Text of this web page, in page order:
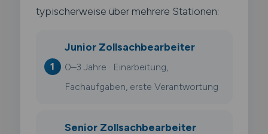
typischerweise über mehrere Stationen:
Junior Zollsachbearbeiter
0–3 Jahre · Einarbeitung,
Fachaufgaben, erste Verantwortung
Senior Zollsachbearbeiter